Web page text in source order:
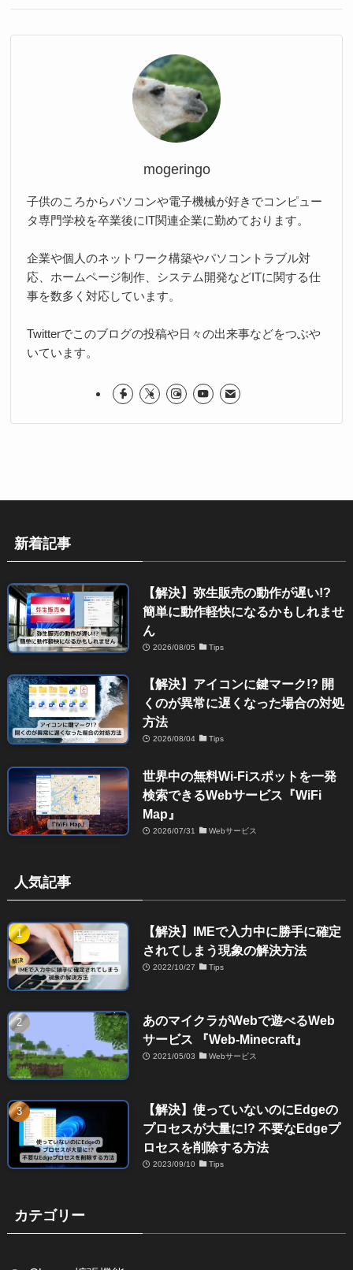
mogeringo
子供のころからパソコンや電子機械が好きでコンピュー
タ専門学校を卒業後にIT関連企業に勤めております。
企業や個人のネットワーク構築やパソコントラブル対
応、ホームページ制作、システム開発などITに関する仕
事を数多く対応しています。
Twitterでこのブログの投稿や日々の出来事などをつぶや
いています。
新着記事
【解決】弥生販売の動作が遅い!?
簡単に動作軽快になるかもしれませ
ん
2026/08/05 Tips
【解決】アイコンに鍵マーク!? 開
くのが異常に遅くなった場合の対処
方法
2026/08/04 Tips
世界中の無料Wi-Fiスポットを一発
検索できるWebサービス『WiFi
Map』
2026/07/31 Webサービス
人気記事
【解決】IMEで入力中に勝手に確定
されてしまう現象の解決方法
2022/10/27 Tips
あのマイクラがWebで遊べるWeb
サービス 『Web-Minecraft』
2021/05/03 Webサービス
【解決】使っていないのにEdgeの
プロセスが大量に!? 不要なEdgeプ
ロセスを削除する方法
2023/09/10 Tips
カテゴリー